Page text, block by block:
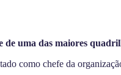
de uma das maiores
como chefe da